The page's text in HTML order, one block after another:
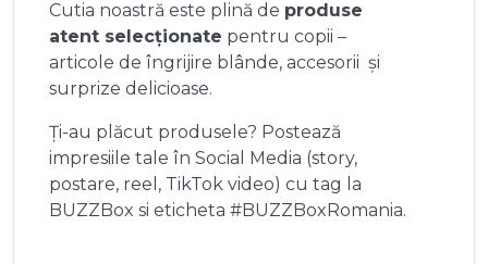
Cutia noastră este plină de produse
atent selecționate pentru copii –
articole de îngrijire blânde, accesorii și
surprize delicioase.
Ți-au plăcut produsele? Postează
impresiile tale în Social Media (story,
postare, reel, TikTok video) cu tag la
BUZZBox si eticheta #BUZZBoxRomania.